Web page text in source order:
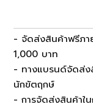
- จัดส่งสินค้าฟรีภา
1,000 บาท
- ทางแบรนด์จัดส่ง
นักขัตฤกษ์
- การจัดส่งสินค้าใน